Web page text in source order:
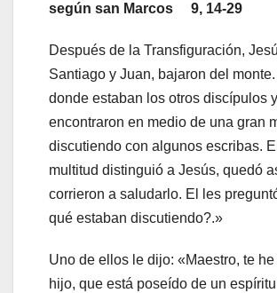
según san Marcos 9, 14-29
Después de la Transfiguración,
Santiago y Juan, bajaron del
donde estaban los otros discípulos
encontraron en medio de una gran
discutiendo con algunos escribas.
multitud distinguió a Jesús, quedó
corrieron a saludarlo. El les
qué estaban discutiendo?.»
Uno de ellos le dijo: «Maestro, te
hijo, que está poseído de un